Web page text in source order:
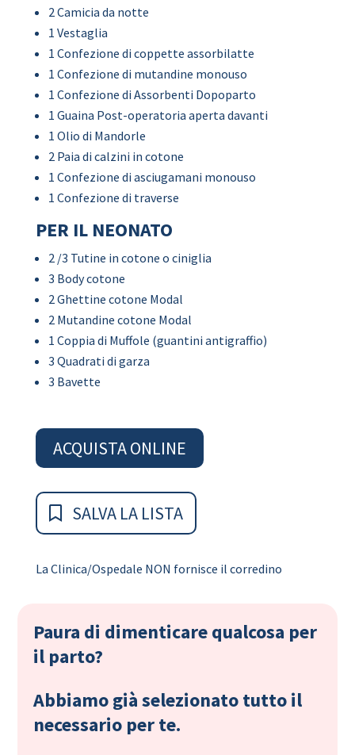
2 Camicia da notte
1 Vestaglia
1 Confezione di coppette assorbilatte
1 Confezione di mutandine monouso
1 Confezione di Assorbenti Dopoparto
1 Guaina Post-operatoria aperta davanti
1 Olio di Mandorle
2 Paia di calzini in cotone
1 Confezione di asciugamani monouso
1 Confezione di traverse
PER IL NEONATO
2 /3 Tutine in cotone o ciniglia
3 Body cotone
2 Ghettine cotone Modal
2 Mutandine cotone Modal
1 Coppia di Muffole (guantini antigraffio)
3 Quadrati di garza
3 Bavette
ACQUISTA ONLINE
SALVA LA LISTA
La Clinica/Ospedale NON fornisce il corredino
Paura di dimenticare qualcosa per
il parto?
Abbiamo già selezionato tutto il
necessario per te.